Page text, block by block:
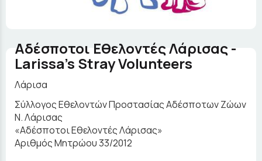
Αδέσποτοι Εθελοντές Λάρισας -
Larissa's Stray Volunteers
Λάρισα
Σύλλογος Εθελοντών Προστασίας Αδέσποτων Ζώων
Ν. Λάρισας
«Αδέσποτοι Εθελοντές Λάρισας»
Αριθμός Μητρώου 33/2012